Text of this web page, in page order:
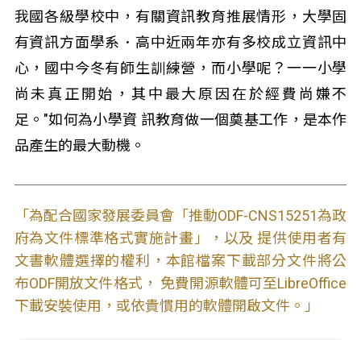
我國各級學校中，有關資訊教育推展情形，大學固
有資訊方面學系．高中近兩年亦有多校成立資訊中
心，國中今冬有師生訓練營，而小學呢？一一小學
尚未真正開始，其中最大原因在於經費尚嫌不
足。"如何為小學資 訊教育做一個奠基工作，是本作
品產生的最大動機。
「為配合國家發展委員會「推動ODF-CNS15251為政
府為文件標準格式實施計畫」，以及 提供使用者有
文書軟體選擇的權利，本館檔案下載部分文件將公
布ODF開放文件格式， 免費開源軟體可至LibreOffice
下載安裝使用，或依貴慣用的軟體開啟文件。」